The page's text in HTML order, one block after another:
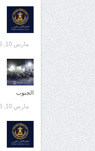
مارس 10, 2026
الجنوب
مارس 10, 2026